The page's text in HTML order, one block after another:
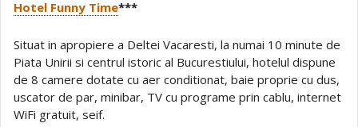
Hotel Funny Time***
Situat in apropiere a Deltei Vacaresti, la numai 10 minute de
Piata Unirii si centrul istoric al Bucurestiului, hotelul dispune
de 8 camere dotate cu aer conditionat, baie proprie cu dus,
uscator de par, minibar, TV cu programe prin cablu, internet
WiFi gratuit, seif.